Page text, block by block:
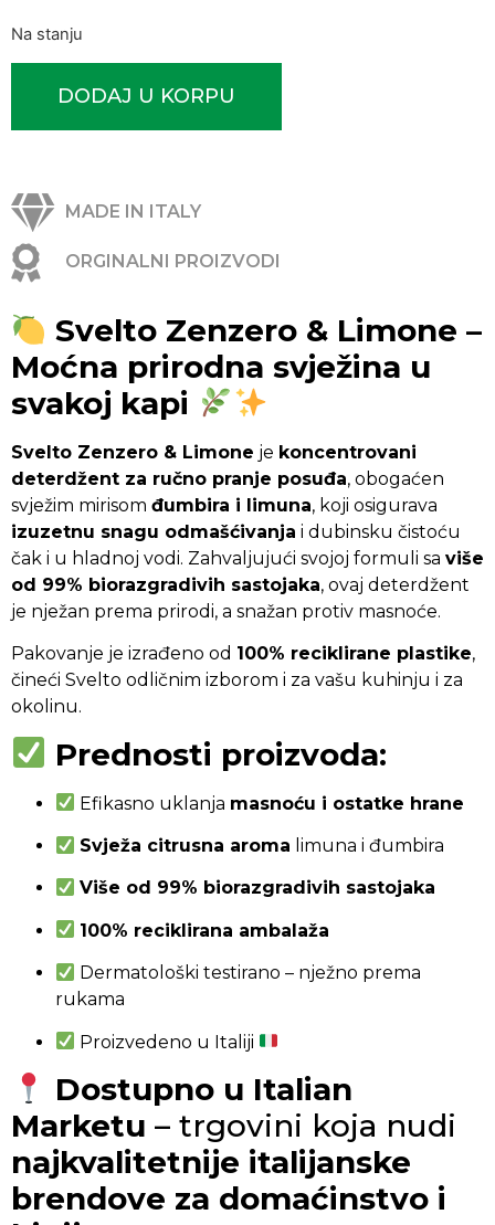
Na stanju
DODAJ U KORPU
MADE IN ITALY
ORGINALNI PROIZVODI
Svelto Zenzero & Limone –
Moćna prirodna svježina u
svakoj kapi
Svelto Zenzero & Limone je koncentrovani
deterdžent za ručno pranje posuđa, obogaćen
svježim mirisom đumbira i limuna, koji osigurava
izuzetnu snagu odmašćivanja i dubinsku čistoću
čak i u hladnoj vodi. Zahvaljujući svojoj formuli sa više
od 99% biorazgradivih sastojaka, ovaj deterdžent
je nježan prema prirodi, a snažan protiv masnoće.
Pakovanje je izrađeno od 100% reciklirane plastike,
čineći Svelto odličnim izborom i za vašu kuhinju i za
okolinu.
Prednosti proizvoda:
Efikasno uklanja masnoću i ostatke hrane
Svježa citrusna aroma limuna i đumbira
Više od 99% biorazgradivih sastojaka
100% reciklirana ambalaža
Dermatološki testirano – nježno prema
rukama
Proizvedeno u Italiji
Dostupno u Italian
Marketu – trgovini koja nudi
najkvalitetnije italijanske
brendove za domaćinstvo i